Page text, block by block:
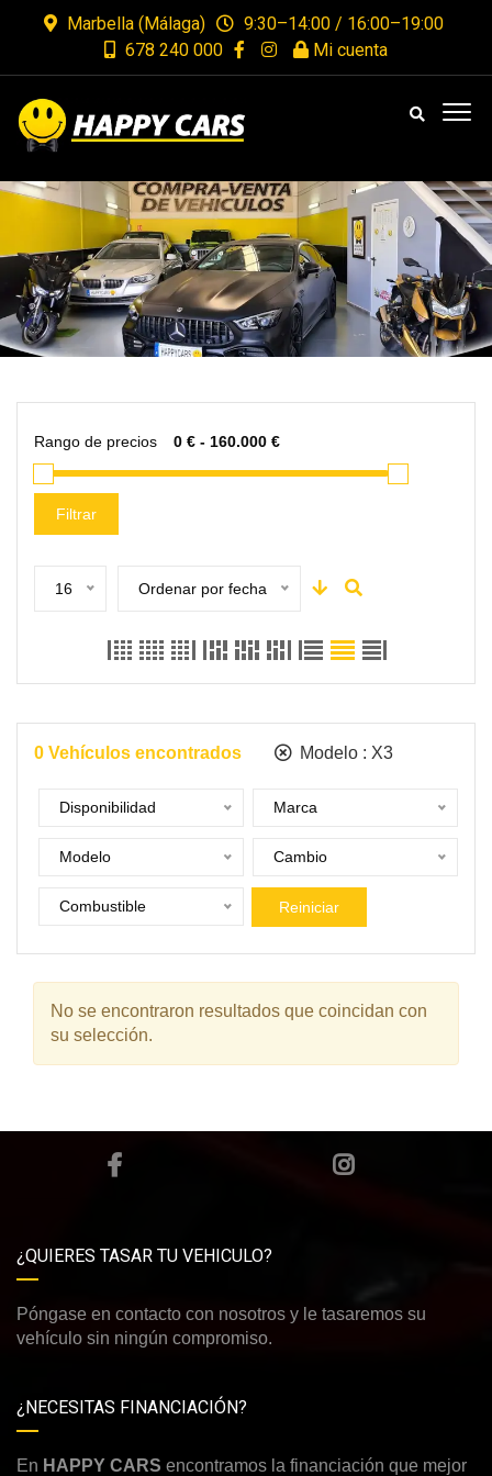
Marbella (Málaga)
9:30–14:00 / 16:00–19:00
678 240 000
Mi cuenta
Rango de precios
Filtrar
16 Ordenar por fecha
0 Vehículos encontrados Modelo : X3
Disponibilidad Marca
Modelo Cambio
Combustible Reiniciar
No se encontraron resultados que coincidan con
su selección.
¿QUIERES TASAR TU VEHICULO?
Póngase en contacto con nosotros y le tasaremos su
vehículo sin ningún compromiso.
¿NECESITAS FINANCIACIÓN?
En HAPPY CARS encontramos la financiación que mejor